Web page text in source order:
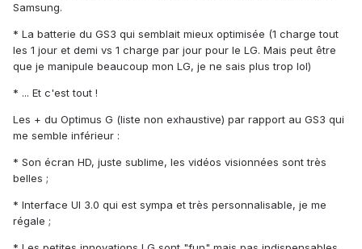
Samsung.
* La batterie du GS3 qui semblait mieux optimisée (1 charge tout
les 1 jour et demi vs 1 charge par jour pour le LG. Mais peut être
que je manipule beaucoup mon LG, je ne sais plus trop lol)
* ... Et c'est tout !
Les + du Optimus G (liste non exhaustive) par rapport au GS3 qui
me semble inférieur :
* Son écran HD, juste sublime, les vidéos visionnées sont très
belles ;
* Interface UI 3.0 qui est sympa et très personnalisable, je me
régale ;